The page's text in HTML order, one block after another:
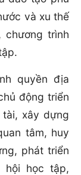
và xu thế
chương trình
quyền địa
động triển
xây dựng
tâm, huy
phát triển
hội học tập,